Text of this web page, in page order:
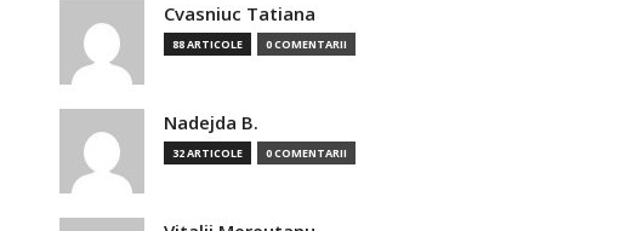
Cvasniuc Tatiana
88 ARTICOLE 0 COMENTARII
Nadejda B.
32 ARTICOLE 0 COMENTARII